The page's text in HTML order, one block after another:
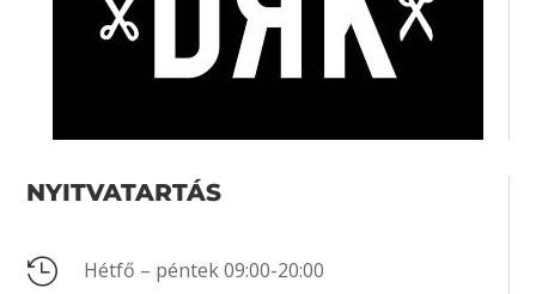
NYITVATARTÁS
 Hétfő – péntek 09:00-20:00